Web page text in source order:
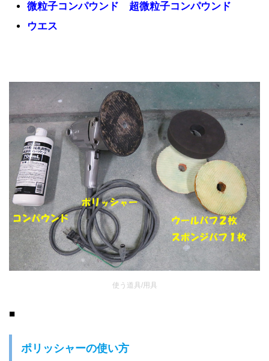
微粒子コンパウンド 超微粒子コンパウンド
ウエス
使う道具/用具
■
ポリッシャーの使い方